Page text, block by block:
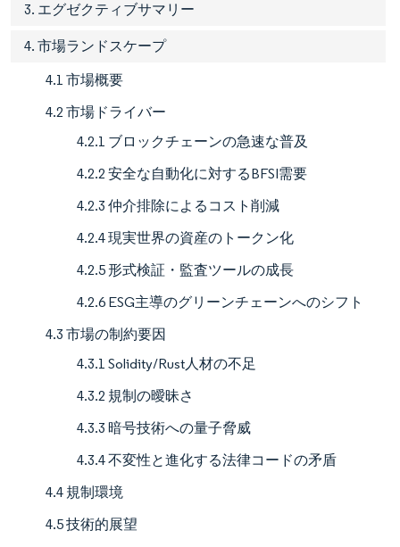
3. エグゼクティブサマリー
4. 市場ランドスケープ
4.1 市場概要
4.2 市場ドライバー
4.2.1 ブロックチェーンの急速な普及
4.2.2 安全な自動化に対するBFSI需要
4.2.3 仲介排除によるコスト削減
4.2.4 現実世界の資産のトークン化
4.2.5 形式検証・監査ツールの成長
4.2.6 ESG主導のグリーンチェーンへのシフト
4.3 市場の制約要因
4.3.1 Solidity/Rust人材の不足
4.3.2 規制の曖昧さ
4.3.3 暗号技術への量子脅威
4.3.4 不変性と進化する法律コードの矛盾
4.4 規制環境
4.5 技術的展望